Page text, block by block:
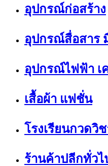
อุปกรณ์ก่อสร้าง
อุปกรณ์สื่อสาร
อุปกรณ์ไฟฟ้า เ
เสื้อผ้า แฟชั่น
โรงเรียนกวดวิ
ร้านค้าปลีกทั่วไ